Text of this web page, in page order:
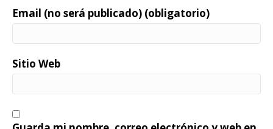
Email (no será publicado) (obligatorio)
Sitio Web